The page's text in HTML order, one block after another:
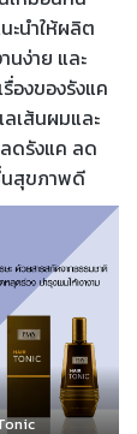
ะนำให้ผลิต
นง่าย และ
องของรังแค
เส้นผมและ
ดรังแค ลด
นสุขภาพดี